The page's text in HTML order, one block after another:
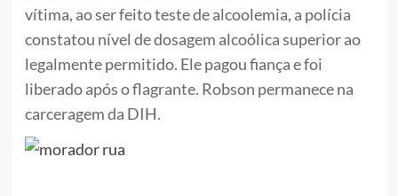
vítima, ao ser feito teste de alcoolemia, a polícia
constatou nível de dosagem alcoólica superior ao
legalmente permitido. Ele pagou fiança e foi
liberado após o flagrante. Robson permanece na
carceragem da DIH.